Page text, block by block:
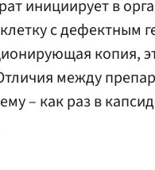
инициирует в
с дефектным
копия,
между
– как раз в